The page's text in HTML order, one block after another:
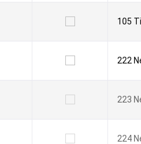
105
222
223
224